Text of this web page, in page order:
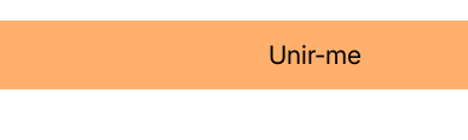
Unir-me